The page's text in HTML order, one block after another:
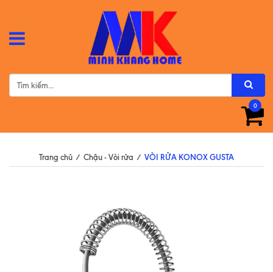
0
Trang chủ / Chậu - Vòi rửa / VÒI RỬA KONOX GUSTA